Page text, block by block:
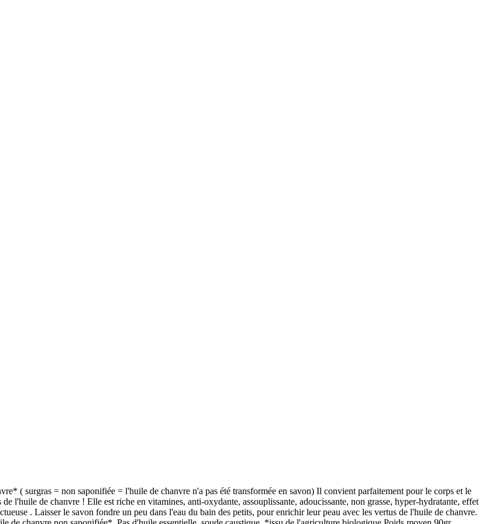
( surgras = non saponifiée = l'huile de chanvre n'a pas été transformée en savon) Il convient parfaitement pour le corps et le
l'huile de chanvre ! Elle est riche en vitamines, anti-oxydante, assouplissante, adoucissante, non grasse, hyper-hydratante, effet
. Laisser le savon fondre un peu dans l'eau du bain des petits, pour enrichir leur peau avec les vertus de l'huile de chanvre.